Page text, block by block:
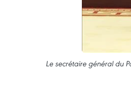
Le secrétaire général du